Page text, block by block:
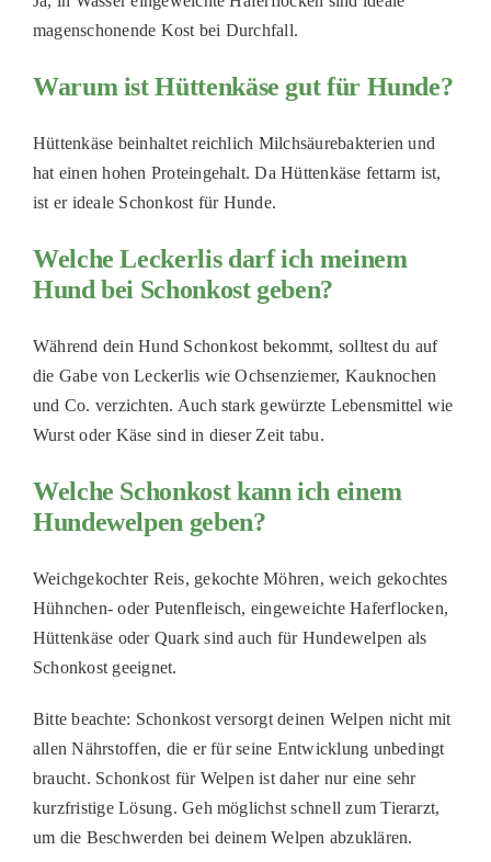
magenschonende Kost bei Durchfall.
Warum ist Hüttenkäse gut für Hunde?
Hüttenkäse beinhaltet reichlich Milchsäurebakterien und
hat einen hohen Proteingehalt. Da Hüttenkäse fettarm ist,
ist er ideale Schonkost für Hunde.
Welche Leckerlis darf ich meinem
Hund bei Schonkost geben?
Während dein Hund Schonkost bekommt, solltest du auf
die Gabe von Leckerlis wie Ochsenziemer, Kauknochen
und Co. verzichten. Auch stark gewürzte Lebensmittel wie
Wurst oder Käse sind in dieser Zeit tabu.
Welche Schonkost kann ich einem
Hundewelpen geben?
Weichgekochter Reis, gekochte Möhren, weich gekochtes
Hühnchen- oder Putenfleisch, eingeweichte Haferflocken,
Hüttenkäse oder Quark sind auch für Hundewelpen als
Schonkost geeignet.
Bitte beachte: Schonkost versorgt deinen Welpen nicht mit
allen Nährstoffen, die er für seine Entwicklung unbedingt
braucht. Schonkost für Welpen ist daher nur eine sehr
kurzfristige Lösung. Geh möglichst schnell zum Tierarzt,
um die Beschwerden bei deinem Welpen abzuklären.